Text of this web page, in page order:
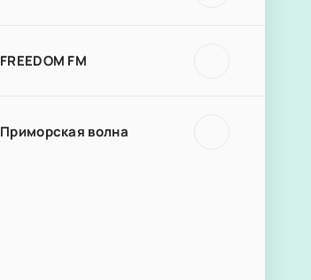
FREEDOM FM
Приморская волна